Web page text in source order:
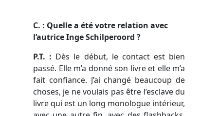
C. : Quelle a été votre relation avec
l’autrice Inge Schilperoord ?
P.T. : Dès le début, le contact est bien
passé. Elle m’a donné son livre et elle m’a
fait confiance. J’ai changé beaucoup de
choses, je ne voulais pas être l’esclave du
livre qui est un long monologue intérieur,